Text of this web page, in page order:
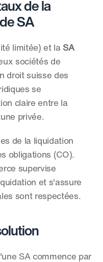
de la
SA
limitée) et la SA
sociétés de
droit suisse des
se
claire entre la
privée.
de la liquidation
obligations (CO).
supervise
et s'assure
sont respectées.
SA commence par